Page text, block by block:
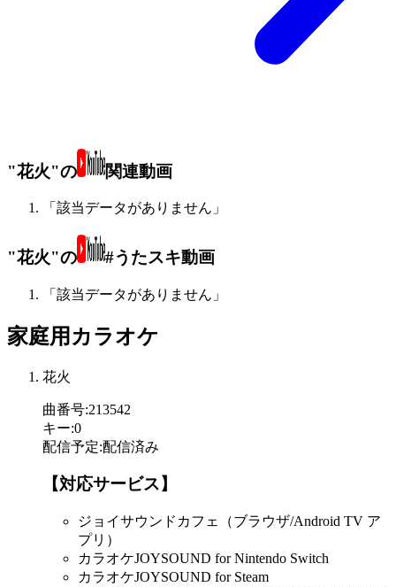
"花火"の 関連動画
「該当データがありません」
"花火"の #うたスキ動画
「該当データがありません」
家庭用カラオケ
花火
曲番号:213542
キー:0
配信予定:配信済み
【対応サービス】
ジョイサウンドカフェ（ブラウザ/Android TV ア
プリ）
カラオケJOYSOUND for Nintendo Switch
カラオケJOYSOUND for Steam